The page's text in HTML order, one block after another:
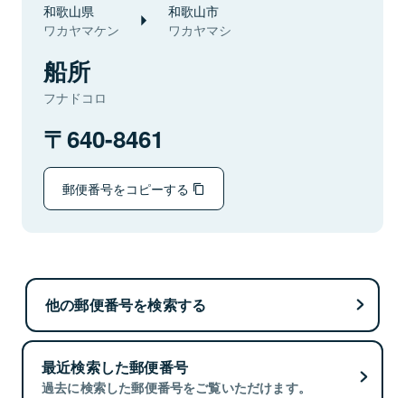
和歌山県
ワカヤマケン
和歌山市
ワカヤマシ
船所
フナドコロ
640-8461
郵便番号をコピーする
他の郵便番号を検索する
最近検索した郵便番号
過去に検索した郵便番号をご覧いただけます。